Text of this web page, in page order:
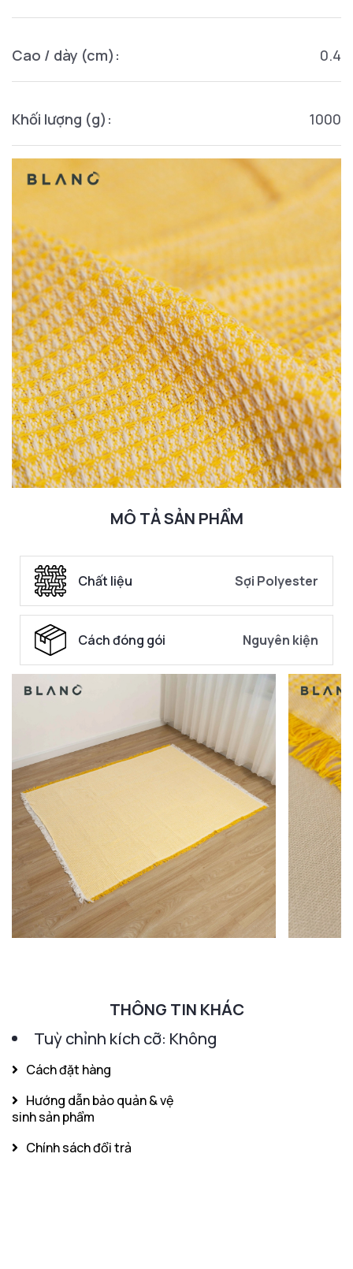
Cao / dày (cm): 0.4
Khối lượng (g): 1000
MÔ TẢ SẢN PHẨM
Chất liệu Sợi Polyester
Cách đóng gói Nguyên kiện
THÔNG TIN KHÁC
Tuỳ chỉnh kích cỡ: Không
Cách đặt hàng
Hướng dẫn bảo quản & vệ
sinh sản phẩm
Chính sách đổi trả